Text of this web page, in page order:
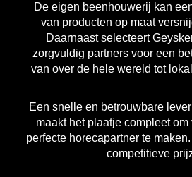
De eigen beenhouwerij kan
van producten op maat
Daarnaast selecteert
zorgvuldig partners voor een
van over de hele wereld tot
Een snelle en betrouwbare
maakt het plaatje compleet
perfecte horecapartner te
competitieve